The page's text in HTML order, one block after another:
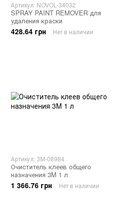
Артикул: NOVOL-34032
SPRAY PAINT REMOVER для
удаления краски
428.64 грн Нет в наличии
Артикул: 3M-08984
Очиститель клеев общего
назначения 3M 1 л
1 366.76 грн Нет в наличии